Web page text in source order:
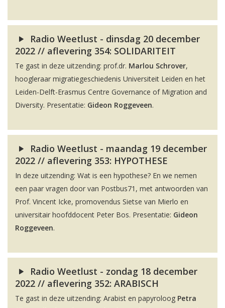
Radio Weetlust - dinsdag 20 december
2022 // aflevering 354: SOLIDARITEIT
Te gast in deze uitzending: prof.dr. Marlou Schrover,
hoogleraar migratiegeschiedenis Universiteit Leiden en het
Leiden-Delft-Erasmus Centre Governance of Migration and
Diversity. Presentatie: Gideon Roggeveen.
Radio Weetlust - maandag 19 december
2022 // aflevering 353: HYPOTHESE
In deze uitzending: Wat is een hypothese? En we nemen
een paar vragen door van Postbus71, met antwoorden van
Prof. Vincent Icke, promovendus Sietse van Mierlo en
universitair hoofddocent Peter Bos. Presentatie: Gideon
Roggeveen.
Radio Weetlust - zondag 18 december
2022 // aflevering 352: ARABISCH
Te gast in deze uitzending: Arabist en papyroloog Petra